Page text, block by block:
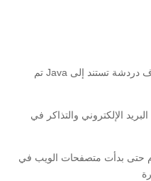
Digichat ، عبارة عن حزمة برامج غرف دردشة تستند إلى Java تم
الإلكتروني والتذاكر في
حتى بدأت متصفحات الويب في